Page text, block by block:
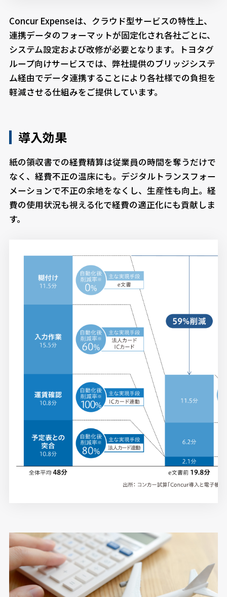
Concur Expenseは、クラウド型サービスの特性上、
連携データのフォーマットが固定化され各社ごとに、
システム設定および改修が必要となります。トヨタグ
ループ向けサービスでは、弊社提供のブリッジシステ
ム経由でデータ連携することにより各社様での負担を
軽減させる仕組みをご提供しています。
導入効果
紙の領収書での経費精算は従業員の時間を奪うだけで
なく、経費不正の温床にも。デジタルトランスフォー
メーションで不正の余地をなくし、生産性も向上。経
費の使用状況も視える化で経費の適正化にも貢献しま
す。